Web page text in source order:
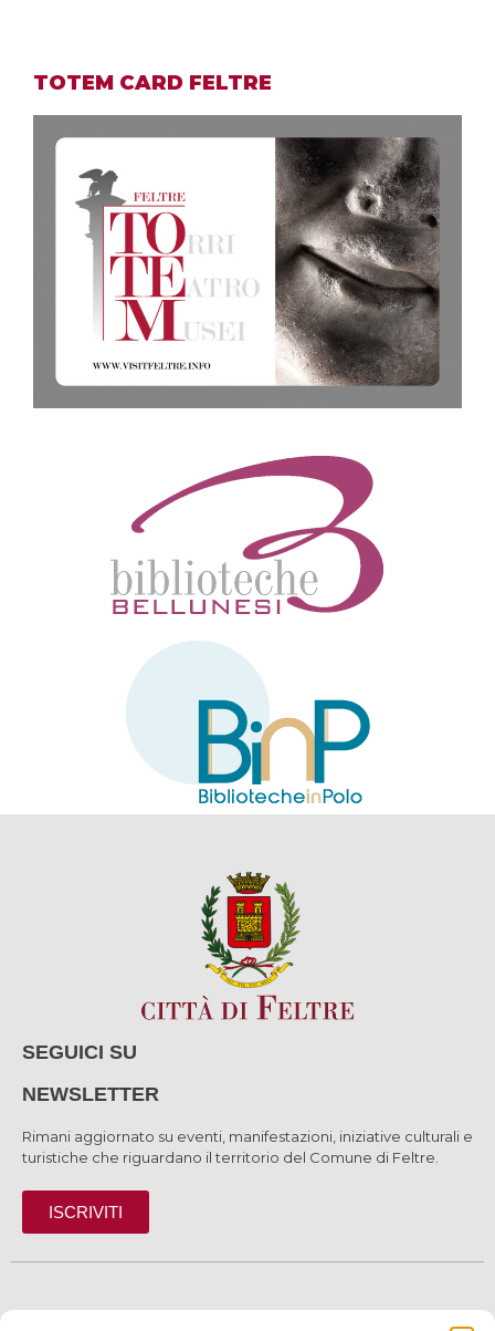
TOTEM CARD FELTRE
SEGUICI SU
NEWSLETTER
Rimani aggiornato su eventi, manifestazioni, iniziative culturali e
turistiche che riguardano il territorio del Comune di Feltre.
ISCRIVITI